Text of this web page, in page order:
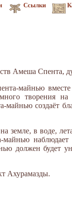
Ссылки
Амеша Спента,
майнью
творения на
майнью создаёт
земле, в воде,
должен будет
Ахурамазды.